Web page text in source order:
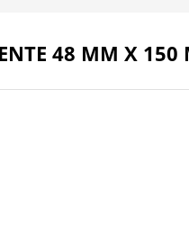
48 MM X 150